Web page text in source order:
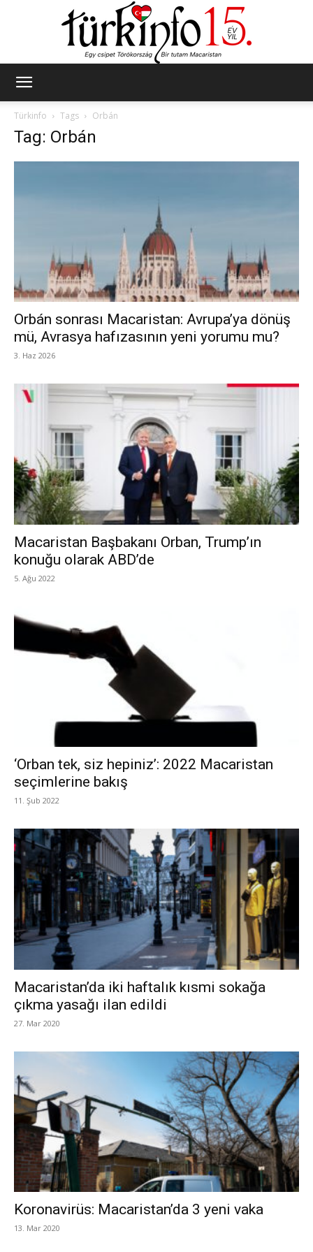
Türkinfo
Tags Orbán
Tag: Orbán
Orbán sonrası Macaristan: Avrupa’ya dönüş
mü, Avrasya hafızasının yeni yorumu mu?
3. Haz 2026
Macaristan Başbakanı Orban, Trump’ın
konuğu olarak ABD’de
5. Ağu 2022
‘Orban tek, siz hepiniz’: 2022 Macaristan
seçimlerine bakış
11. Şub 2022
Macaristan’da iki haftalık kısmi sokağa
çıkma yasağı ilan edildi
27. Mar 2020
Koronavirüs: Macaristan’da 3 yeni vaka
13. Mar 2020